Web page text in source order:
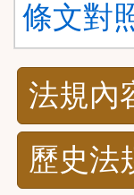
條文對
法
規
功
法規內
歷史法